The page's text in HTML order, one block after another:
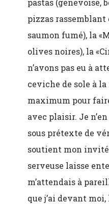
pastas (genevoise,
pizzas rassemblant
saumon fumé), la
olives noires), la
n’avons pas eu à
ceviche de sole à
maximum pour
avec plaisir. Je
sous prétexte de
soutient mon
serveuse laisse
m’attendais à
que j’ai devant